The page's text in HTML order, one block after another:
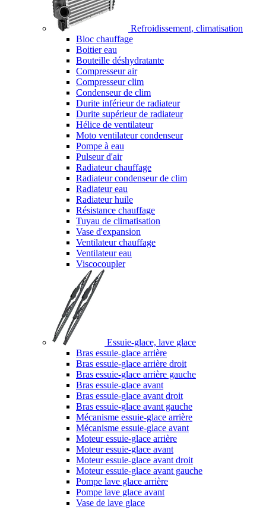
Refroidissement, climatisation
Bloc chauffage
Boitier eau
Bouteille déshydratante
Compresseur air
Compresseur clim
Condenseur de clim
Durite inférieur de radiateur
Durite supérieur de radiateur
Hélice de ventilateur
Moto ventilateur condenseur
Pompe à eau
Pulseur d'air
Radiateur chauffage
Radiateur condenseur de clim
Radiateur eau
Radiateur huile
Résistance chauffage
Tuyau de climatisation
Vase d'expansion
Ventilateur chauffage
Ventilateur eau
Viscocoupler
Essuie-glace, lave glace
Bras essuie-glace arrière
Bras essuie-glace arrière droit
Bras essuie-glace arrière gauche
Bras essuie-glace avant
Bras essuie-glace avant droit
Bras essuie-glace avant gauche
Mécanisme essuie-glace arrière
Mécanisme essuie-glace avant
Moteur essuie-glace arrière
Moteur essuie-glace avant
Moteur essuie-glace avant droit
Moteur essuie-glace avant gauche
Pompe lave glace arrière
Pompe lave glace avant
Vase de lave glace